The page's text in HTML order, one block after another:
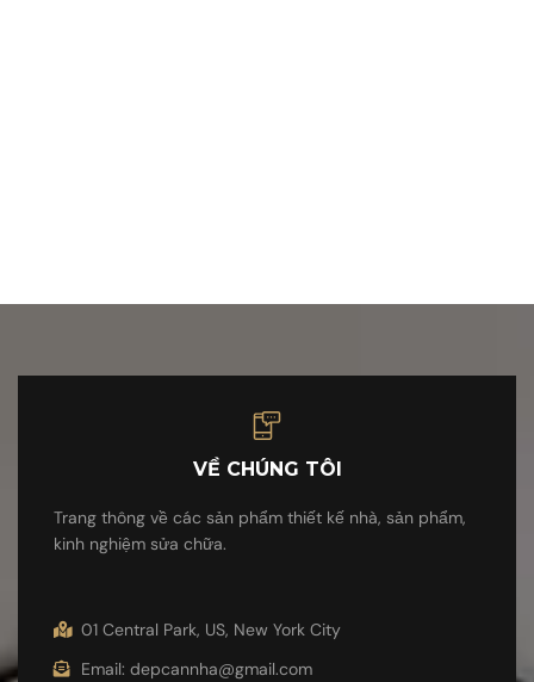
VỀ CHÚNG TÔI
Trang thông về các sản phẩm thiết kế nhà, sản phẩm,
kinh nghiệm sửa chữa.
01 Central Park, US, New York City
Email: depcannha@gmail.com